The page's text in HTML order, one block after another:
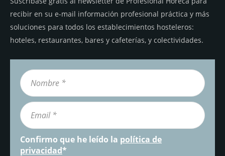
recibir en su e-mail información profesional práctica y más
soluciones para todos los establecimientos hosteleros:
hoteles, restaurantes, bares y cafeterías, y colectividades.
Confirmo que he leído la política de
privacidad*